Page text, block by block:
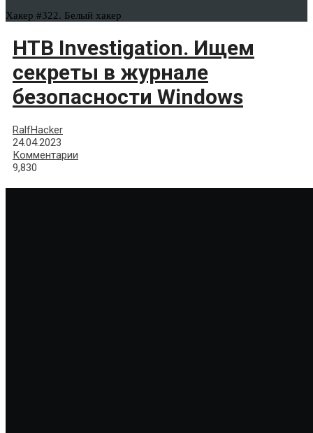
Хакер #322. Белый хакер
HTB Investigation. Ищем
секреты в журнале
безопасности Windows
RalfHacker
24.04.2023
Комментарии
9,830